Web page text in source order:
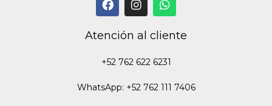
Atención al cliente
+52 762 622 6231
WhatsApp: +52 762 111 7406